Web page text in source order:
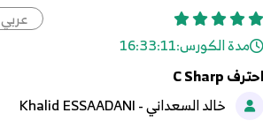
عربي
مدة الكورس:16:33:11
احترف C Sharp
خالد السعداني - Khalid ESSAADANI
26
characters
14:58
27
والكائنات Classes and Objects